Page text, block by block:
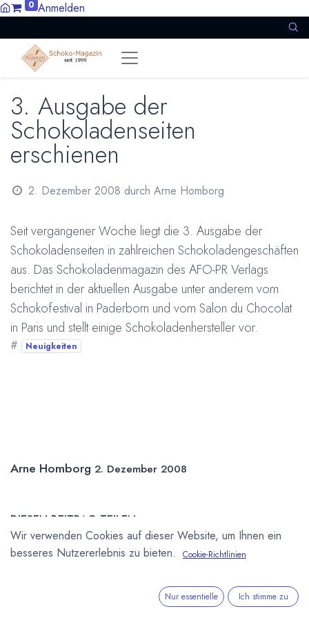
0 Anmelden
3. Ausgabe der
Schokoladenseiten
erschienen
2. Dezember 2008 durch Arne Homborg
Seit vergangener Woche liegt die 3. Ausgabe der
Schokoladenseiten in zahlreichen Schokoladengeschäften
aus. Das Schokoladenmagazin des AFO-PR Verlags
berichtet in der aktuellen Ausgabe unter anderem vom
Schokofestival in Paderborn und vom Salon du Chocolat
in Paris und stellt einige Schokoladenhersteller vor.
# Neuigkeiten
Arne Homborg 2. Dezember 2008
DIESEN BEITRAG TEILEN
Wir verwenden Cookies auf dieser Website, um Ihnen ein
besseres Nutzererlebnis zu bieten.
Cookie-Richtlinien
Nur essentielle Ich stimme zu